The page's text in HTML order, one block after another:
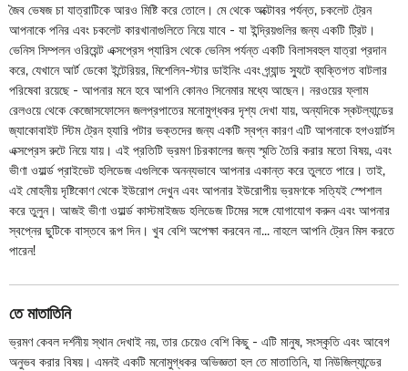
জৈব ভেষজ চা যাত্রাটিকে আরও মিষ্টি করে তোলে। মে থেকে অক্টোবর পর্যন্ত, চকলেট ট্রেন
আপনাকে পনির এবং চকলেট কারখানাগুলিতে নিয়ে যাবে - যা ইন্দ্রিয়গুলির জন্য একটি ট্রিট।
ভেনিস সিম্পলন ওরিয়েন্ট এক্সপ্রেস প্যারিস থেকে ভেনিস পর্যন্ত একটি বিলাসবহুল যাত্রা প্রদান
করে, যেখানে আর্ট ডেকো ইন্টেরিয়র, মিশেলিন-স্টার ডাইনিং এবং গ্র্যান্ড স্যুটে ব্যক্তিগত বাটলার
পরিষেবা রয়েছে - আপনার মনে হবে আপনি কোনও সিনেমার মধ্যে আছেন। নরওয়ের ফ্লাম
রেলওয়ে থেকে কেজোসফোসেন জলপ্রপাতের মনোমুগ্ধকর দৃশ্য দেখা যায়, অন্যদিকে স্কটল্যান্ডের
জ্যাকোবাইট স্টিম ট্রেন হ্যারি পটার ভক্তদের জন্য একটি স্বপ্ন কারণ এটি আপনাকে হগওয়ার্টস
এক্সপ্রেস রুটে নিয়ে যায়। এই প্রতিটি ভ্রমণ চিরকালের জন্য স্মৃতি তৈরি করার মতো বিষয়, এবং
ভীণা ওয়ার্ল্ড প্রাইভেট হলিডেজ এগুলিকে অনন্যভাবে আপনার একান্ত করে তুলতে পারে। তাই,
এই মোহনীয় দৃষ্টিকোণ থেকে ইউরোপ দেখুন এবং আপনার ইউরোপীয় ভ্রমণকে সত্যিই স্পেশাল
করে তুলুন। আজই ভীণা ওয়ার্ল্ড কাস্টমাইজড হলিডেজ টিমের সঙ্গে যোগাযোগ করুন এবং আপনার
স্বপ্নের ছুটিকে বাস্তবে রূপ দিন। খুব বেশি অপেক্ষা করবেন না... নাহলে আপনি ট্রেন মিস করতে
পারেন!
তে মাতাতিনি
ভ্রমণ কেবল দর্শনীয় স্থান দেখাই নয়, তার চেয়েও বেশি কিছু - এটি মানুষ, সংস্কৃতি এবং আবেগ
অনুভব করার বিষয়। এমনই একটি মনোমুগ্ধকর অভিজ্ঞতা হল তে মাতাতিনি, যা নিউজিল্যান্ডের